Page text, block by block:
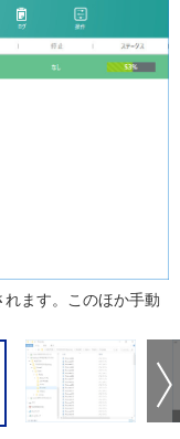
ます。このほか手動